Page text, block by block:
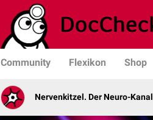
Community Flexikon Shop
Nervenkitzel. Der Neuro-Kanal